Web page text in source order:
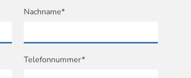
Nachname*
Telefonnummer*